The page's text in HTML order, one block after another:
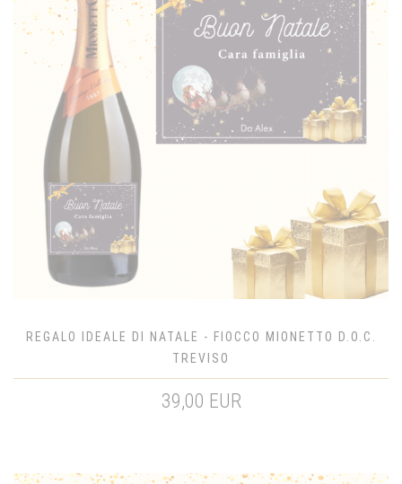
REGALO IDEALE DI NATALE - FIOCCO MIONETTO D.O.C.
TREVISO
39,00 EUR